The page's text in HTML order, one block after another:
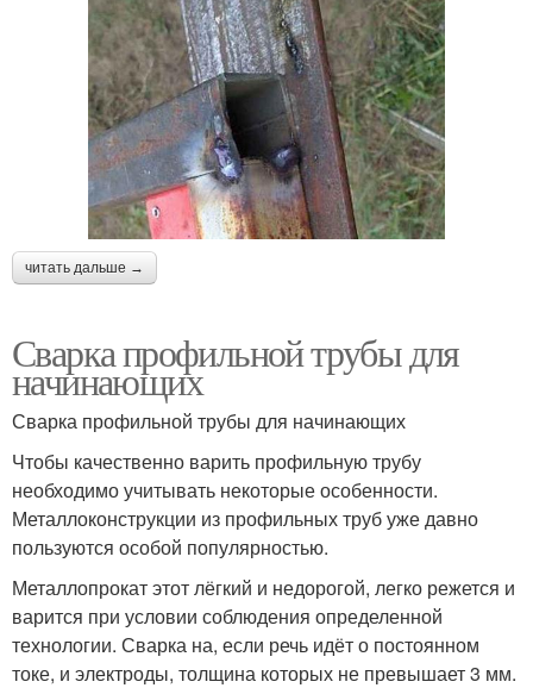
читать дальше →
Сварка профильной трубы для
начинающих
Сварка профильной трубы для начинающих
Чтобы качественно варить профильную трубу
необходимо учитывать некоторые особенности.
Металлоконструкции из профильных труб уже давно
пользуются особой популярностью.
Металлопрокат этот лёгкий и недорогой, легко режется и
варится при условии соблюдения определенной
технологии. Сварка на, если речь идёт о постоянном
токе, и электроды, толщина которых не превышает 3 мм.